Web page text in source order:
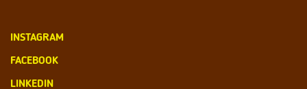
INSTAGRAM
FACEBOOK
LINKEDIN